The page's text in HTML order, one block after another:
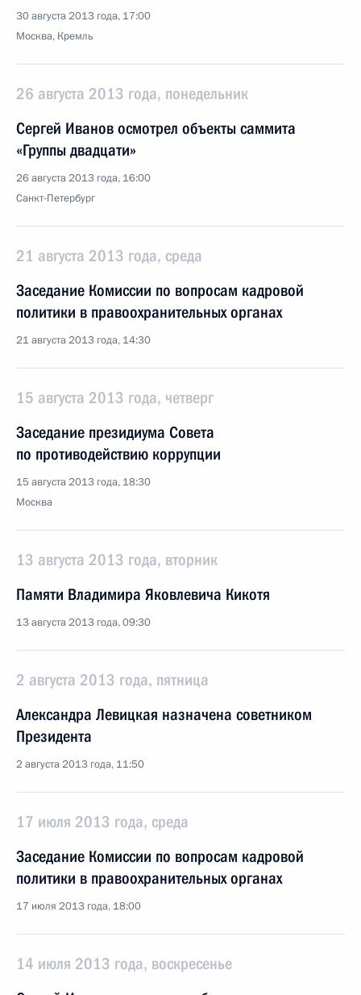
30 августа 2013 года, 17:00
Москва, Кремль
26 августа 2013 года, понедельник
Сергей Иванов осмотрел объекты саммита
«Группы двадцати»
26 августа 2013 года, 16:00
Санкт-Петербург
21 августа 2013 года, среда
Заседание Комиссии по вопросам кадровой
политики в правоохранительных органах
21 августа 2013 года, 14:30
15 августа 2013 года, четверг
Заседание президиума Совета
по противодействию коррупции
15 августа 2013 года, 18:30
Москва
13 августа 2013 года, вторник
Памяти Владимира Яковлевича Кикотя
13 августа 2013 года, 09:30
2 августа 2013 года, пятница
Александра Левицкая назначена советником
Президента
2 августа 2013 года, 11:50
17 июля 2013 года, среда
Заседание Комиссии по вопросам кадровой
политики в правоохранительных органах
17 июля 2013 года, 18:00
14 июля 2013 года, воскресенье